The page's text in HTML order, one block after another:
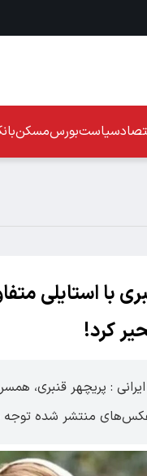
سیاستبورسمسکن
با استایلی
کرد!
: پریچهر قنبری،
منتشر شده توجه